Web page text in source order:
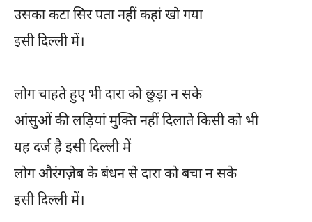
उसका कटा सिर पता नहीं कहां खो गया
इसी दिल्ली में।
लोग चाहते हुए भी दारा को छुड़ा न सके
आंसुओं की लड़ियां मुक्ति नहीं दिलाते किसी को भी
यह दर्ज है इसी दिल्ली में
लोग औरंगज़ेब के बंधन से दारा को बचा न सके
इसी दिल्ली में।